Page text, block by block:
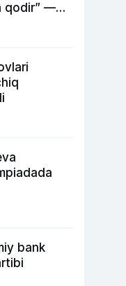
qodir” —
ishidagi
bank